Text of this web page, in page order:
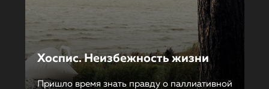
Хоспис. Неизбежность жизни
Пришло время знать правду о паллиативной